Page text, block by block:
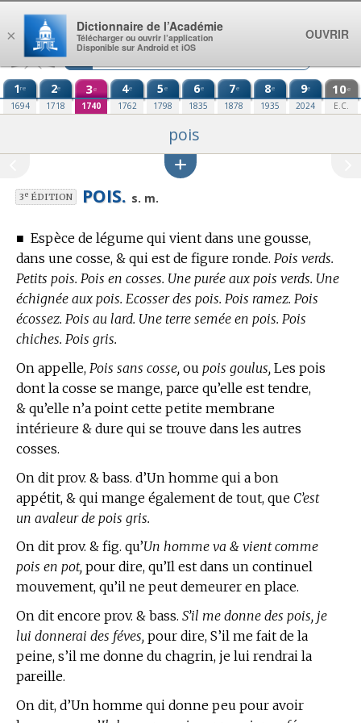
Aller au contenu
1re
1694
2e
1718
3e
1740
4e
1762
5e
1798
6e
1835
7e
1878
8e
1935
9e
2024
10e
E.C.
pois
3eÉDITION POIS. s. m.
■ Espèce de légume qui vient dans une gousse,
dans une cosse, & qui est de figure ronde. Pois verds.
Petits pois. Pois en cosses. Une purée aux pois verds. Une
échignée aux pois. Ecosser des pois. Pois ramez. Pois
écossez. Pois au lard. Une terre semée en pois. Pois
chiches. Pois gris.
On appelle, Pois sans cosse, ou pois goulus, Les pois
dont la cosse se mange, parce qu’elle est tendre,
& qu’elle n’a point cette petite membrane
intérieure & dure qui se trouve dans les autres
cosses.
On dit prov. & bass. d’Un homme qui a bon
appétit, & qui mange également de tout, que C’est
un avaleur de pois gris.
On dit prov. & fig. qu’Un homme va & vient comme
pois en pot, pour dire, qu’Il est dans un continuel
mouvement, qu’il ne peut demeurer en place.
On dit encore prov. & bass. S’il me donne des pois, je
lui donnerai des féves, pour dire, S’il me fait de la
peine, s’il me donne du chagrin, je lui rendrai la
pareille.
On dit, d’Un homme qui donne peu pour avoir
×
Dictionnaire de l’Académie
Télécharger ou ouvrir l’application
Disponible sur Android et iOS
OUVRIR